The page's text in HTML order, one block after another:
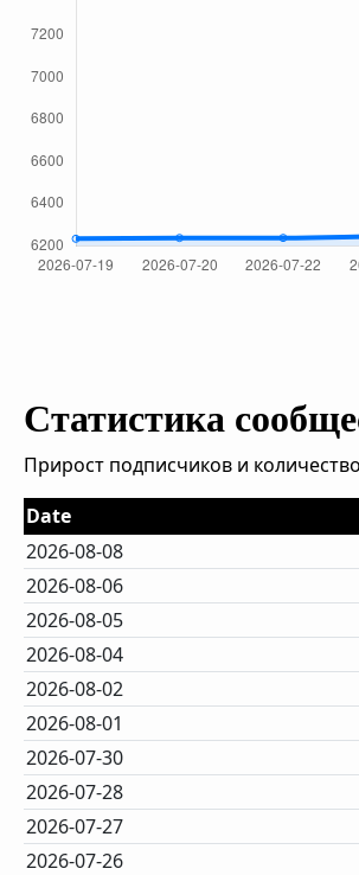
Статистика
Прирост подписчиков и
Date
2026-08-08
2026-08-06
2026-08-05
2026-08-04
2026-08-02
2026-08-01
2026-07-30
2026-07-28
2026-07-27
2026-07-26